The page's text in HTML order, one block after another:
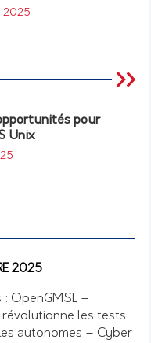
2025
pour
Unix
2025
OpenGMSL –
les tests
autonomes – Cyber